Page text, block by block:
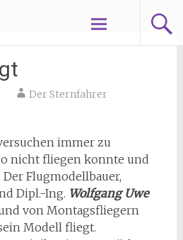
Der Sternfahrer
immer zu
nicht fliegen konnte und
Der Flugmodellbauer,
Dipl.-Ing. Wolfgang Uwe
von Montagsfliegern
Modell fliegt.